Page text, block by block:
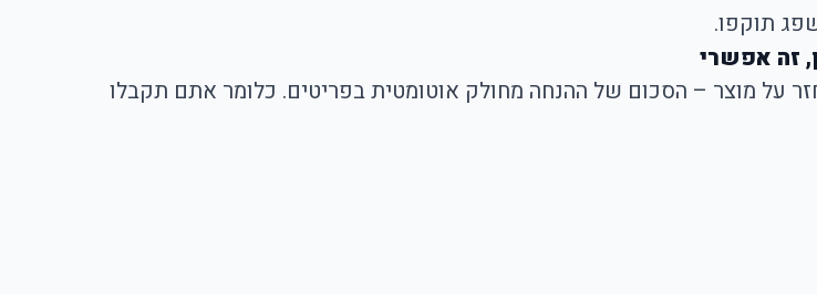
תוקפו.
זה אפשרי
על מוצר – הסכום של ההנחה מחולק אוטומטית בפריטים. כלומר אתם תקבלו